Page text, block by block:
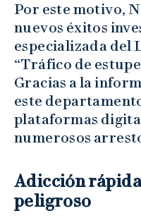
Por este motivo,
nuevos éxitos
especializada del
“Tráfico de
Gracias a la
este
plataformas
numerosos
Adicción
peligroso